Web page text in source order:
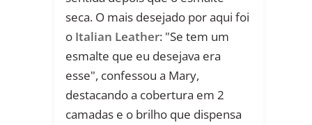
seca. O mais desejado por aqui foi
o Italian Leather: "Se tem um
esmalte que eu desejava era
esse", confessou a Mary,
destacando a cobertura em 2
camadas e o brilho que dispensa